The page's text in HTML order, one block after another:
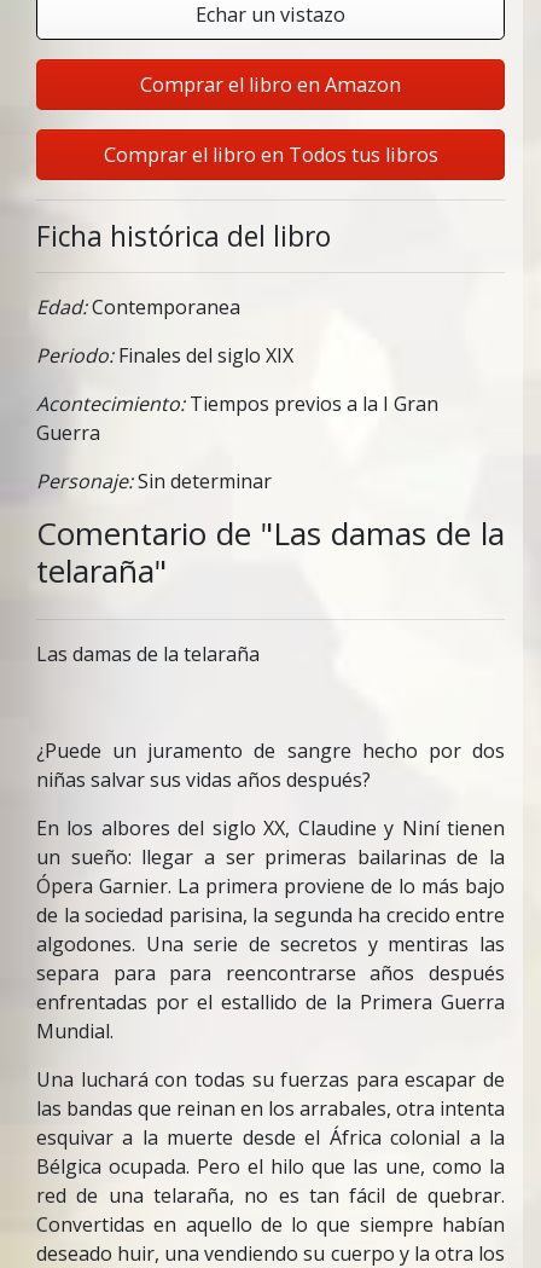
Echar un vistazo
Comprar el libro en Amazon
Comprar el libro en Todos tus libros
Ficha histórica del libro
Edad:Contemporanea
Periodo:Finales del siglo XIX
Acontecimiento:Tiempos previos a la I Gran
Guerra
Personaje:Sin determinar
Comentario de "Las damas de la
telaraña"
Las damas de la telaraña
¿Puede un juramento de sangre hecho por dos
niñas salvar sus vidas años después?
En los albores del siglo XX, Claudine y Niní tienen
un sueño: llegar a ser primeras bailarinas de la
Ópera Garnier. La primera proviene de lo más bajo
de la sociedad parisina, la segunda ha crecido entre
algodones. Una serie de secretos y mentiras las
separa para para reencontrarse años después
enfrentadas por el estallido de la Primera Guerra
Mundial.
Una luchará con todas su fuerzas para escapar de
las bandas que reinan en los arrabales, otra intenta
esquivar a la muerte desde el África colonial a la
Bélgica ocupada. Pero el hilo que las une, como la
red de una telaraña, no es tan fácil de quebrar.
Convertidas en aquello de lo que siempre habían
deseado huir, una vendiendo su cuerpo y la otra los